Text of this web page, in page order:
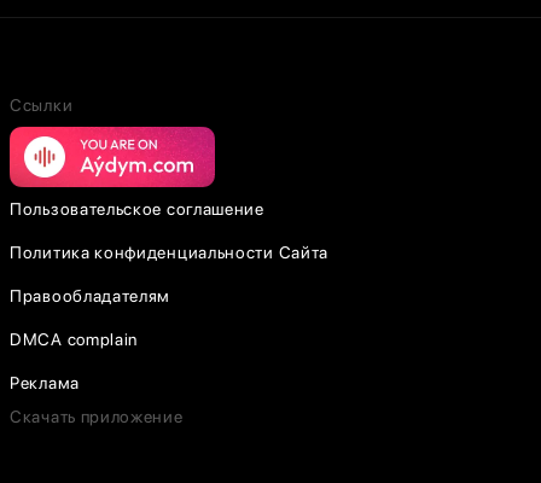
Ссылки
Пользовательское соглашение
Политика конфиденциальности Сайта
Правообладателям
DMCA complain
Реклама
Скачать приложение